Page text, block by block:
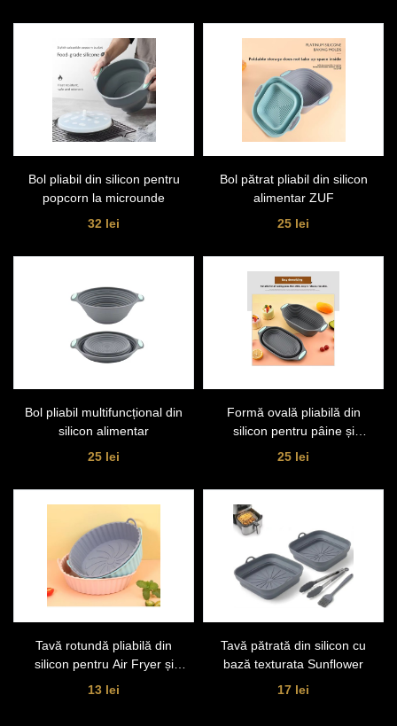
Bol pliabil din silicon pentru
popcorn la microunde
32 lei
Bol pătrat pliabil din silicon
alimentar ZUF
25 lei
Bol pliabil multifuncțional din
silicon alimentar
25 lei
Formă ovală pliabilă din
silicon pentru pâine și
cozonac
25 lei
Tavă rotundă pliabilă din
silicon pentru Air Fryer și
cuptor
13 lei
Tavă pătrată din silicon cu
bază texturata Sunflower
17 lei